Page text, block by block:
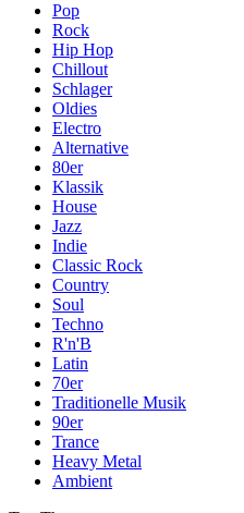
Pop
Rock
Hip Hop
Chillout
Schlager
Oldies
Electro
Alternative
80er
Klassik
House
Jazz
Indie
Classic Rock
Country
Soul
Techno
R'n'B
Latin
70er
Traditionelle Musik
90er
Trance
Heavy Metal
Ambient